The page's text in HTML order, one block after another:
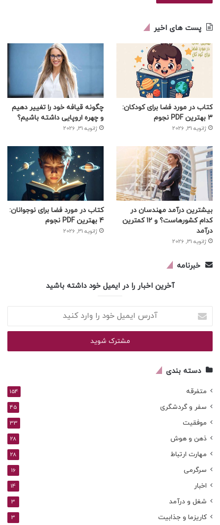
پست های اخیر
کتاب در مورد فضا برای کودکان:
3 بهترین PDF نجوم
ژانویه 31, 2026
چگونه قیافه خود را تغییر دهیم
و چهره اروپایی داشته باشیم؟
ژانویه 31, 2026
بیشترین درآمد مهندسان در
کدام کشورهاست؟ و 12 کمترین
درآمد
ژانویه 31, 2026
کتاب در مورد فضا برای نوجوانان:
4 بهترین PDF نجوم
ژانویه 31, 2026
خبرنامه
آخرین اخبار را در ایمیل خود داشته باشید
ایمیل
خود
وارد
دسته بندی
متفرقه 154
سفر و گردشگری 45
موفقیت 33
ذهن و هوش 28
مهارت ارتباط 28
سرگرمی 16
اخبار 14
شغل و درآمد 3
کاریزما و جذابیت 3